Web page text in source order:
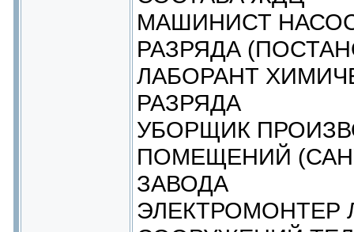
МАШИНИСТ
РАЗРЯДА
ЛАБОРАНТ
РАЗРЯДА
УБОРЩИК
ПОМЕЩЕНИЙ
ЗАВОДА
ЭЛЕКТРОМОНТЕР